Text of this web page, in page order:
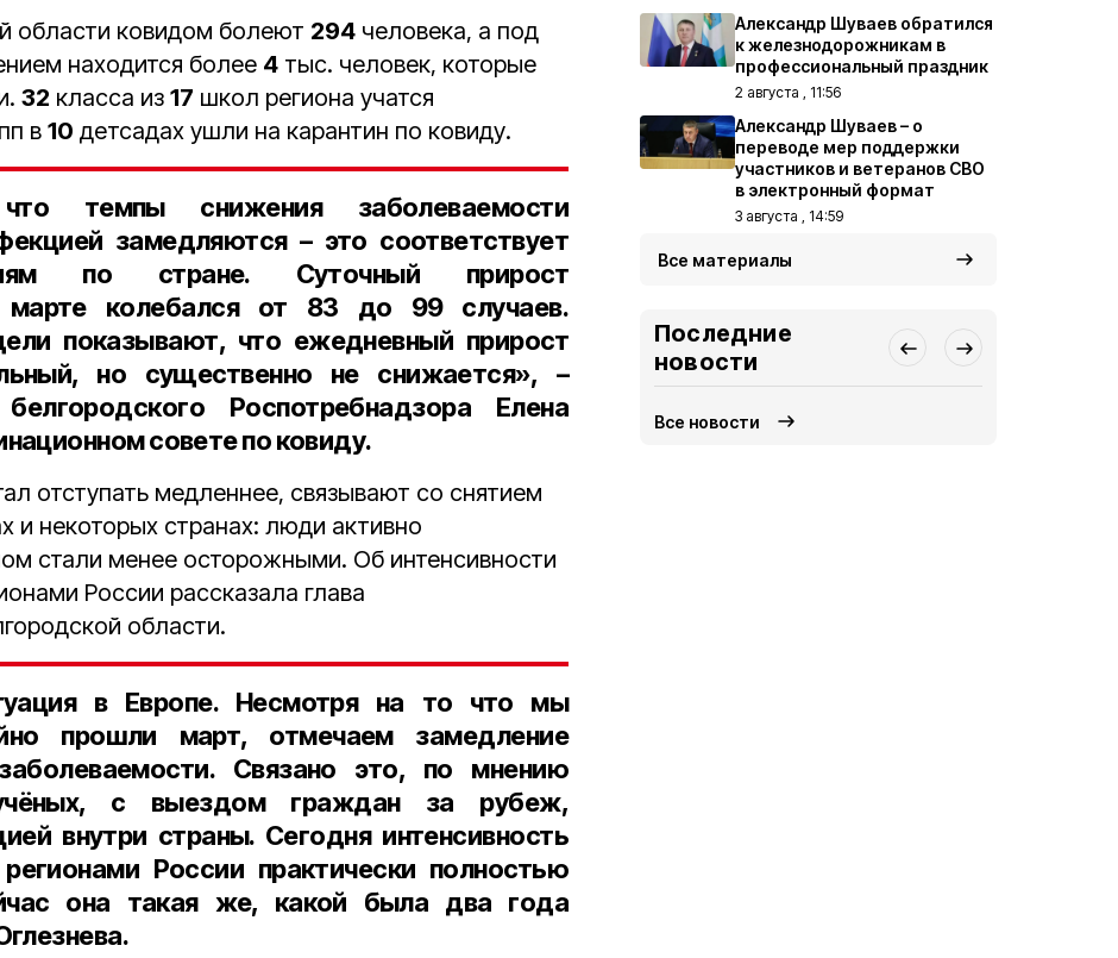
области ковидом болеют 294 человека, а под
находится более 4 тыс. человек, которые
32 класса из 17 школ региона учатся
в 10 детсадах ушли на карантин по ковиду.
темпы снижения заболеваемости
замедляются – это соответствует
по стране. Суточный прирост
марте колебался от 83 до 99 случаев.
показывают, что ежедневный прирост
но существенно не снижается», –
белгородского Роспотребнадзора Елена
совете по ковиду.
отступать медленнее, связывают со снятием
и некоторых странах: люди активно
стали менее осторожными. Об интенсивности
России рассказала глава
области.
в Европе. Несмотря на то что мы
прошли март, отмечаем замедление
Связано это, по мнению
с выездом граждан за рубеж,
внутри страны. Сегодня интенсивность
России практически полностью
она такая же, какой была два года
Александр Шуваев обратился
к железнодорожникам в
профессиональный праздник
2 августа , 11:56
Александр Шуваев – о
переводе мер поддержки
участников и ветеранов СВО
в электронный формат
3 августа , 14:59
Все материалы
Последние
новости
Все новости